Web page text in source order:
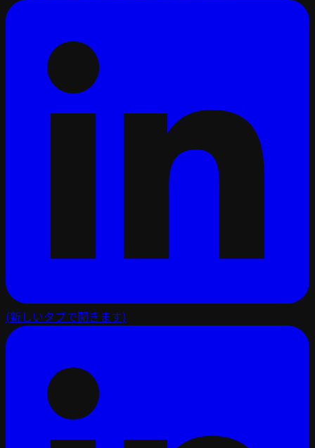
(新しいタブで開きます)